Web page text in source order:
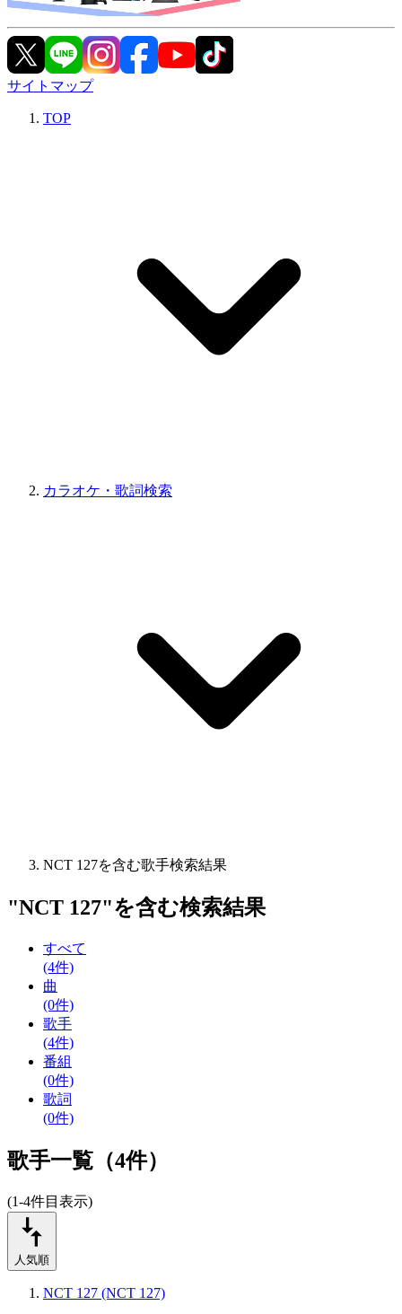
サイトマップ
TOP
カラオケ・歌詞検索
NCT 127を含む歌手検索結果
"NCT 127"を含む検索結果
すべて
(4件)
曲
(0件)
歌手
(4件)
番組
(0件)
歌詞
(0件)
歌手一覧（4件）
(1-4件目表示)
人気順
NCT 127 (NCT 127)